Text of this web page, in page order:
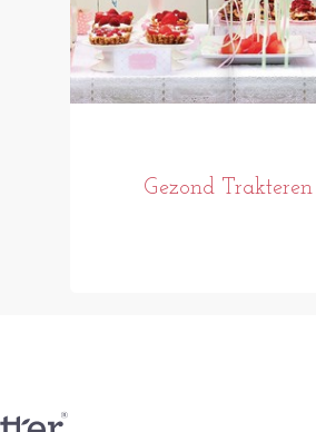
Gezond Trakteren